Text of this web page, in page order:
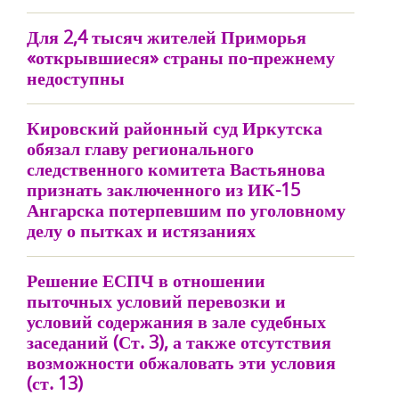
Для 2,4 тысяч жителей Приморья
«открывшиеся» страны по-прежнему
недоступны
Кировский районный суд Иркутска
обязал главу регионального
следственного комитета Вастьянова
признать заключенного из ИК-15
Ангарска потерпевшим по уголовному
делу о пытках и истязаниях
Решение ЕСПЧ в отношении
пыточных условий перевозки и
условий содержания в зале судебных
заседаний (Ст. 3), а также отсутствия
возможности обжаловать эти условия
(ст. 13)